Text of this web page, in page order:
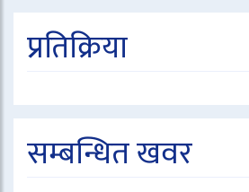
प्रतिक्रिया
सम्बन्धित खवर